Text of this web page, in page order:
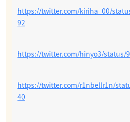
https://twitter.com/kiriha_00/
92
https://twitter.com/hinyo3/status/
https://twitter.com/r1nbellr1n/
40